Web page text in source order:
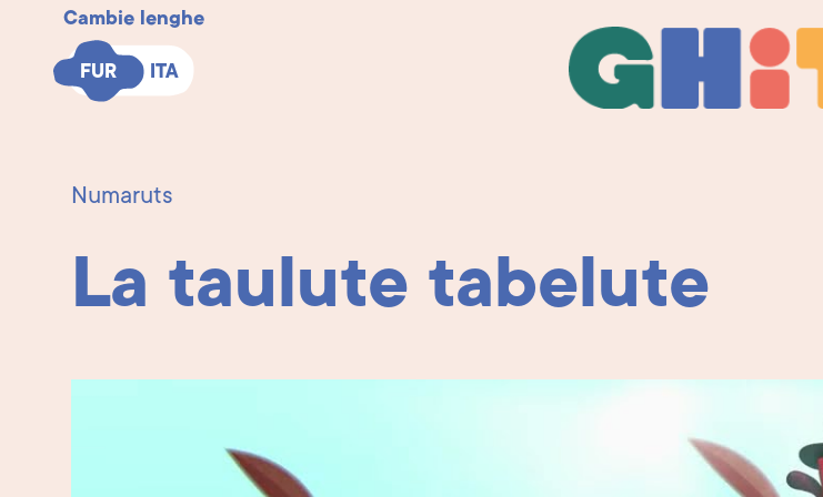
Cambie lenghe
FUR ITA
FUR ITA Ghiti
Ghiti
Numaruts
La taulute tabelute